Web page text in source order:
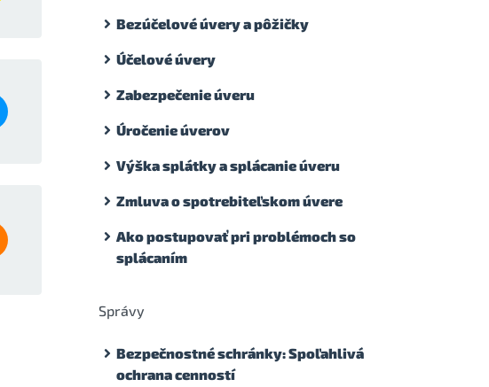
Bezúčelové úvery a pôžičky
Účelové úvery
Zabezpečenie úveru
Úročenie úverov
Výška splátky a splácanie úveru
Zmluva o spotrebiteľskom úvere
Ako postupovať pri problémoch so
splácaním
Správy
Bezpečnostné schránky: Spoľahlivá
ochrana cenností